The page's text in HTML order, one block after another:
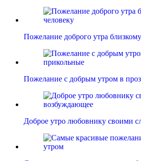
Пожелание доброго утра
Пожелание с добрым утром в
Доброе утро любовнику своими